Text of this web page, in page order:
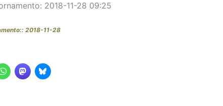
2018-11-28 09:25
2018-11-28